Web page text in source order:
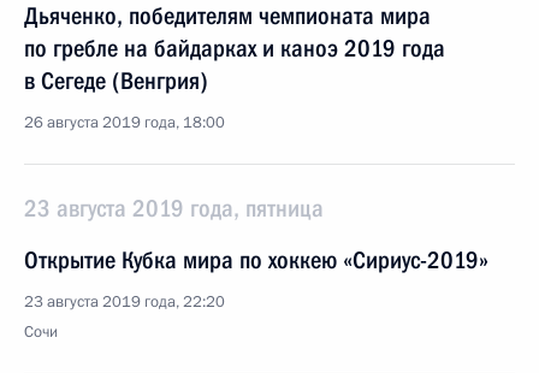
Дьяченко, победителям чемпионата мира
по гребле на байдарках и каноэ 2019 года
в Сегеде (Венгрия)
26 августа 2019 года, 18:00
23 августа 2019 года, пятница
Открытие Кубка мира по хоккею «Сириус-2019»
23 августа 2019 года, 22:20
Сочи